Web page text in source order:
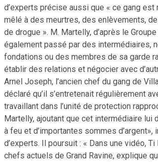
d’experts précise aussi que « ce gang est
mêlé à des meurtres, des enlèvements,
de drogue ». M. Martelly, d’après le
également passé par des intermédiaires,
fondations ou des membres de sa garde
établir des relations et négocier avec
Arnel Joseph, l’ancien chef du gang de
déclaré qu’il s’entretenait régulièrement
travaillant dans l’unité de protection
Martelly, ajoutant que cet intermédiaire lui
à feu et d’importantes sommes d’argent»,
d’experts. Il poursuit : « Dans une vidéo, Ti
chefs actuels de Grand Ravine, explique